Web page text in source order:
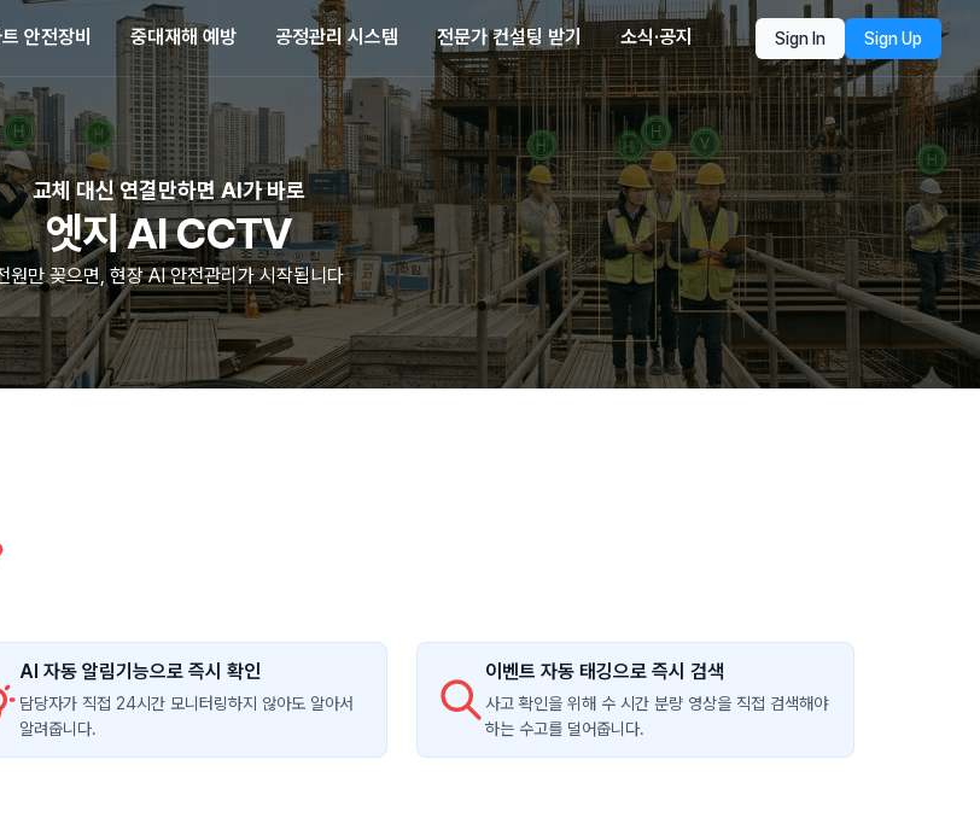
안전장비 중대재해 예방 공정관리 시스템 전문가 컨설팅 받기 소식·공지 Sign In Sign Up
교체 대신 연결만하면 AI가 바로
엣지 AI CCTV
원만 꽂으면, 현장 AI 안전관리가 시작됩니다
AI 자동 알림기능으로 즉시 확인
담당자가 직접 24시간 모니터링하지 않아도 알아서
알려줍니다.
이벤트 자동 태깅으로 즉시 검색
사고 확인을 위해 수 시간 분량 영상을 직접 검색해야
하는 수고를 덜어줍니다.